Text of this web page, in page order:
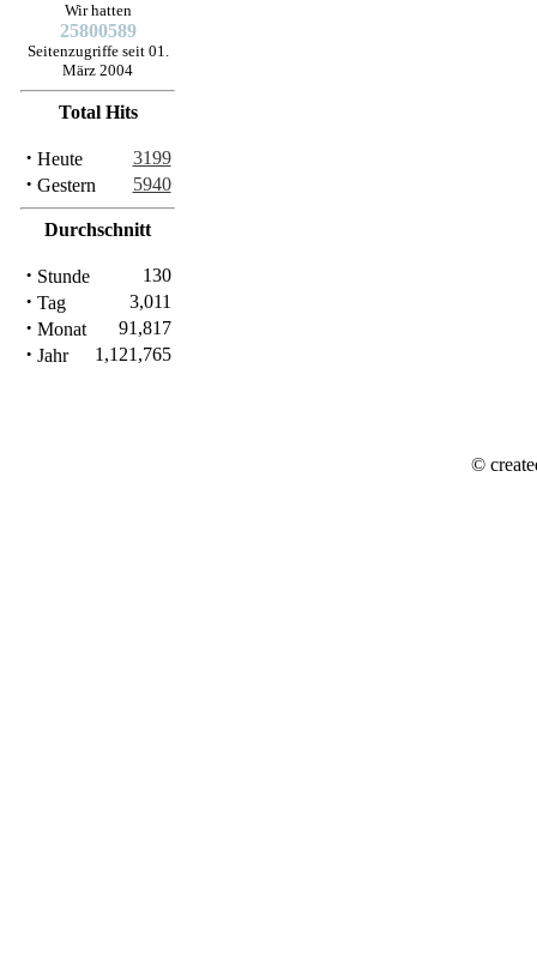
Wir hatten
25800589
Seitenzugriffe seit 01.
März 2004
Total Hits
· Heute 3199
· Gestern 5940
Durchschnitt
· Stunde 130
· Tag 3,011
· Monat 91,817
· Jahr 1,121,765
©